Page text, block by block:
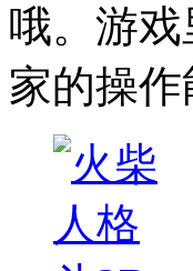
哦。游
家的操